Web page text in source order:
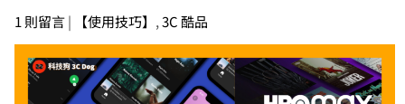
1 則留言| 【使用技巧】 ,3C 酷品